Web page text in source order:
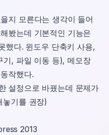
지 모른다는 생각이 들어
봤는데 기본적인 기능은
했다. 윈도우 단축키 사용,
기, 파일 이동 등), 메모장
작했다.
설정으로 바꿨는데 문제가
놓기를 권장)
2013